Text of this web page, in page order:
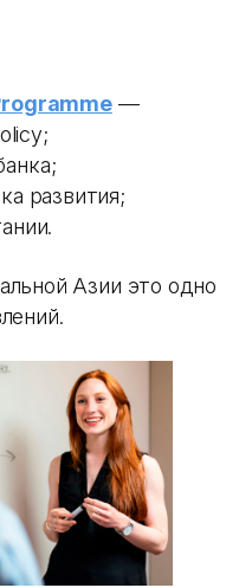
—
развития;
Азии это одно